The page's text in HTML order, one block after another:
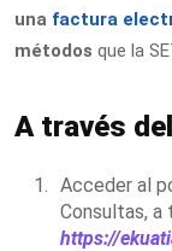
una factura
métodos que la
A través
Acceder al
Consultas, a
https://